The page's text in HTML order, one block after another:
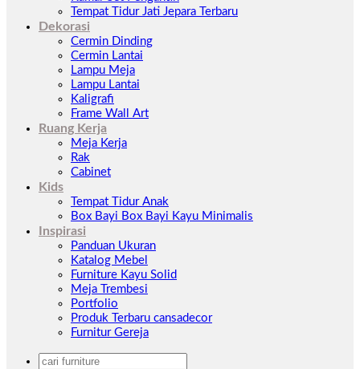
Tempat Tidur Jati Jepara Terbaru
Dekorasi
Cermin Dinding
Cermin Lantai
Lampu Meja
Lampu Lantai
Kaligrafi
Frame Wall Art
Ruang Kerja
Meja Kerja
Rak
Cabinet
Kids
Tempat Tidur Anak
Box Bayi Box Bayi Kayu Minimalis
Inspirasi
Panduan Ukuran
Katalog Mebel
Furniture Kayu Solid
Meja Trembesi
Portfolio
Produk Terbaru cansadecor
Furnitur Gereja
Pencarian